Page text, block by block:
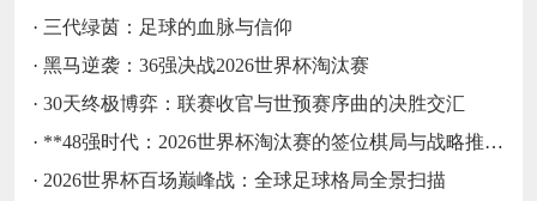
· 三代绿茵：足球的血脉与信仰
· 黑马逆袭：36强决战2026世界杯淘汰赛
· 30天终极博弈：联赛收官与世预赛序曲的决胜交汇
· **48强时代：2026世界杯淘汰赛的签位棋局与战略推演**
· 2026世界杯百场巅峰战：全球足球格局全景扫描